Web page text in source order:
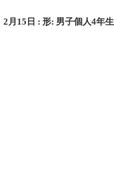
2月15日 : 形: 男子個人4年